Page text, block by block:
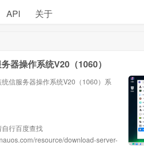
API 关于
器操作系统V20（1060）
信服务器操作系统V20（1060）系
行百度查找
resource/download-server-